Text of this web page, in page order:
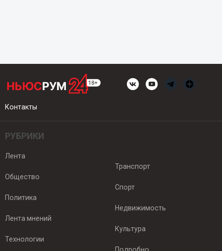
Контакты
РУБРИКИ
Лента
Общество
Политика
Лента мнений
Технологии
Транспорт
Спорт
Недвижимость
Культура